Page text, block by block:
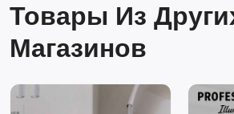
Товары Из
Магазинов